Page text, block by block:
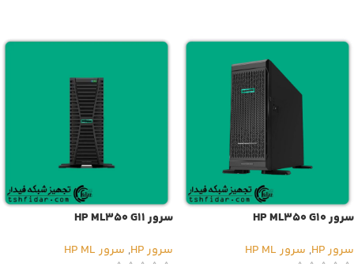
سرور HP ML350 G10
سرور HP
, سرور HP ML
سرور HP ML350 G11
سرور HP
, سرور HP ML